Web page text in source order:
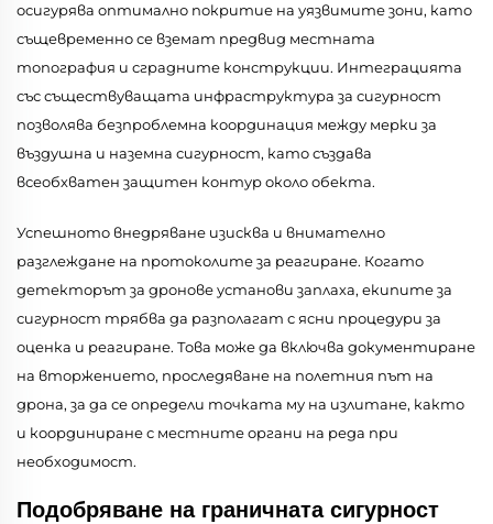
осигурява оптимално покритие на уязвимите зони, като
същевременно се вземат предвид местната
топография и сградните конструкции. Интеграцията
със съществуващата инфраструктура за сигурност
позволява безпроблемна координация между мерки за
въздушна и наземна сигурност, като създава
всеобхватен защитен контур около обекта.
Успешното внедряване изисква и внимателно
разглеждане на протоколите за реагиране. Когато
детекторът за дронове установи заплаха, екипите за
сигурност трябва да разполагат с ясни процедури за
оценка и реагиране. Това може да включва документиране
на вторжението, проследяване на полетния път на
дрона, за да се определи точката му на излитане, както
и координиране с местните органи на реда при
необходимост.
Подобряване на граничната сигурност